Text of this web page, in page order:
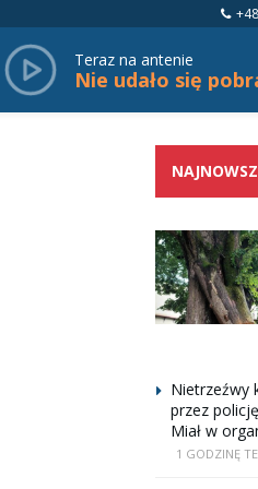
Teraz na antenie
Nietrzeźwy
przez
Miał w
1 GODZINĘ